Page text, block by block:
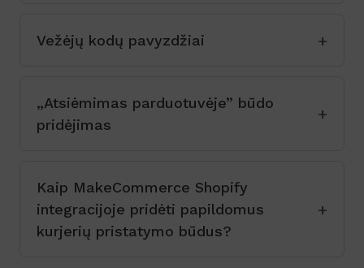
Vežėjų kodų pavyzdžiai
„Atsiėmimas parduotuvėje” būdo
pridėjimas
Kaip MakeCommerce Shopify
integracijoje pridėti papildomus
kurjerių pristatymo būdus?